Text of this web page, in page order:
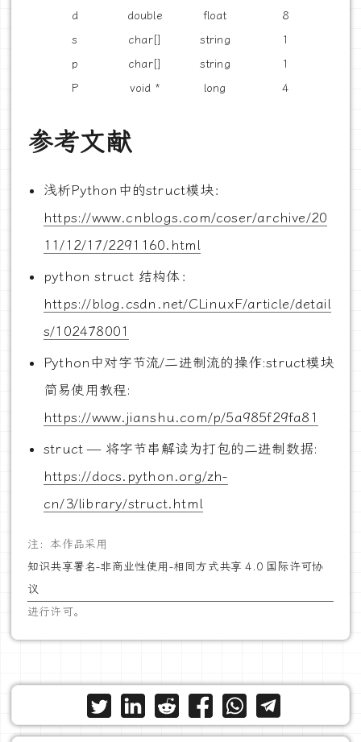
d
double float
8
s
char[] string
1
p
char[] string
1
P
void * long 4
参考文献
浅析Python中的struct模块：
https://www.cnblogs.com/coser/archive/20
11/12/17/2291160.html
python struct 结构体：
https://blog.csdn.net/CLinuxF/article/detail
s/102478001
Python中对字节流/二进制流的操作:struct模块
简易使用教程:
https://www.jianshu.com/p/5a985f29fa81
struct — 将字节串解读为打包的二进制数据:
https://docs.python.org/zh-
cn/3/library/struct.html
注：本作品采用
知识共享署名-非商业性使用-相同方式共享 4.0 国际许可协
议
进行许可。